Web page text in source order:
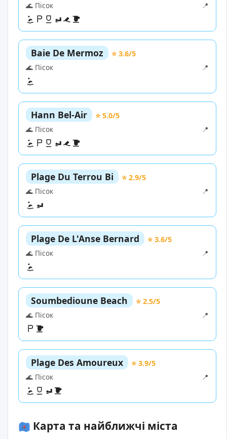
🌊 Пісок
📍
Baie De Mermoz
⭐ 3.6/5
🌊 Пісок
📍
Hann Bel-Air
⭐ 5.0/5
🌊 Пісок
📍
Plage Du Terrou Bi
⭐ 2.9/5
🌊 Пісок
📍
Plage De L'Anse Bernard
⭐ 3.6/5
🌊 Пісок
📍
Soumbedioune Beach
⭐ 2.5/5
🌊 Пісок
📍
Plage Des Amoureux
⭐ 3.9/5
🌊 Пісок
📍
Карта та найближчі міста